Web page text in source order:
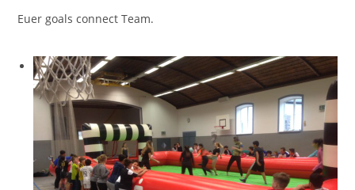
Euer goals connect Team.